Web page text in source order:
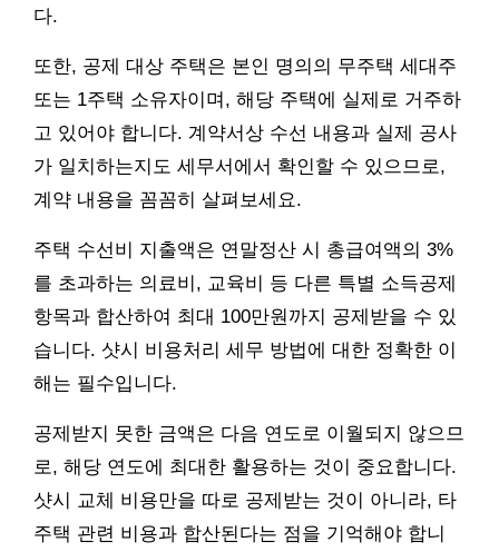
다.
또한, 공제 대상 주택은 본인 명의의 무주택 세대주
또는 1주택 소유자이며, 해당 주택에 실제로 거주하
고 있어야 합니다. 계약서상 수선 내용과 실제 공사
가 일치하는지도 세무서에서 확인할 수 있으므로,
계약 내용을 꼼꼼히 살펴보세요.
주택 수선비 지출액은 연말정산 시 총급여액의 3%
를 초과하는 의료비, 교육비 등 다른 특별 소득공제
항목과 합산하여 최대 100만원까지 공제받을 수 있
습니다. 샷시 비용처리 세무 방법에 대한 정확한 이
해는 필수입니다.
공제받지 못한 금액은 다음 연도로 이월되지 않으므
로, 해당 연도에 최대한 활용하는 것이 중요합니다.
샷시 교체 비용만을 따로 공제받는 것이 아니라, 타
주택 관련 비용과 합산된다는 점을 기억해야 합니